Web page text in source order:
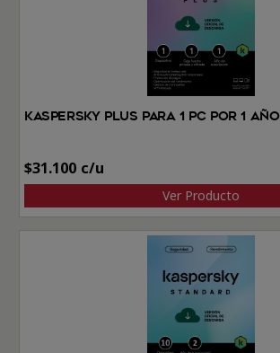
Kaspersky Plus Para 1 PC por 1 Año
$31.100
Ver Producto